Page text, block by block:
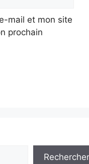
mail et mon site
prochain
Rechercher